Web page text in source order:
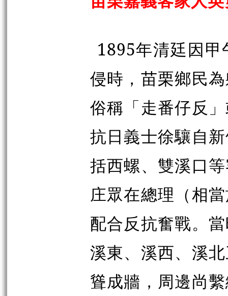
1895年清廷因
侵時，苗栗鄉民
俗稱「走番仔反
抗日義士徐驤自
括西螺、雙溪口
庄眾在總理（相
配合反抗奮戰。
溪東、溪西、溪
聳成牆，周邊尚